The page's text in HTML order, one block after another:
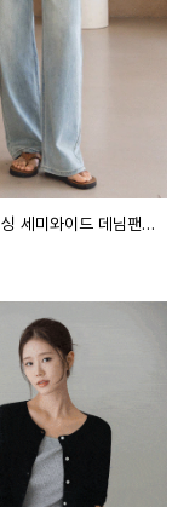
몽네 파우더워싱 세미와이드 데님팬츠_41DP1824